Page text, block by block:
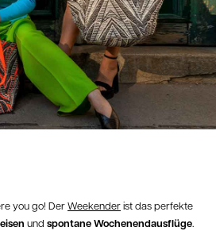
you go! DerWeekenderist das perfekte
und spontane Wochenendausflüge.